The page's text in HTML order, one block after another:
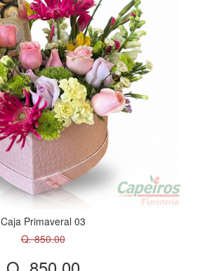
Caja Primaveral 03
Q. 850.00